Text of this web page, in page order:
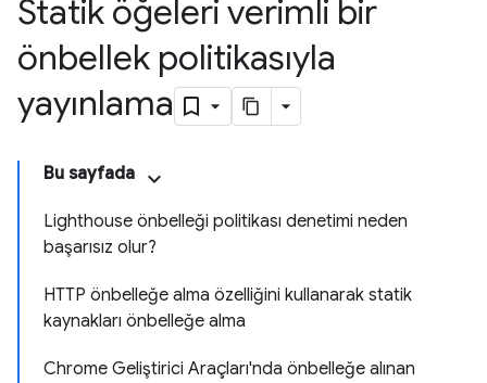
Statik öğeleri verimli bir
önbellek politikasıyla
yayınlama
Bu sayfada
Lighthouse önbelleği politikası denetimi neden
başarısız olur?
HTTP önbelleğe alma özelliğini kullanarak statik
kaynakları önbelleğe alma
Chrome Geliştirici Araçları'nda önbelleğe alınan